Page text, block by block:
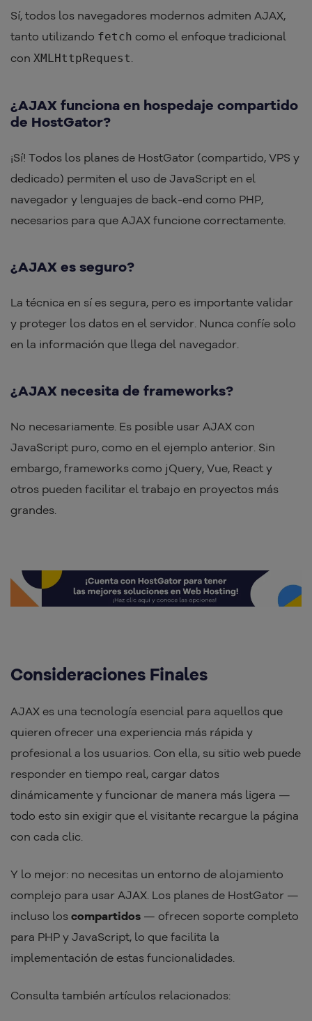
Sí, todos los navegadores modernos admiten AJAX,
tanto utilizando fetch como el enfoque tradicional
con XMLHttpRequest
¿AJAX funciona en hospedaje compartido
de HostGator?
¡Sí! Todos los planes de HostGator (compartido, VPS y
dedicado) permiten el uso de JavaScript en el
navegador y lenguajes de back-end como PHP,
necesarios para que AJAX funcione correctamente.
¿AJAX es seguro?
La técnica en sí es segura, pero es importante validar
y proteger los datos en el servidor. Nunca confíe solo
en la información que llega del navegador.
¿AJAX necesita de frameworks?
No necesariamente. Es posible usar AJAX con
JavaScript puro, como en el ejemplo anterior. Sin
embargo, frameworks como jQuery, Vue, React y
otros pueden facilitar el trabajo en proyectos más
grandes.
Consideraciones Finales
AJAX es una tecnología esencial para aquellos que
quieren ofrecer una experiencia más rápida y
profesional a los usuarios. Con ella, su sitio web puede
responder en tiempo real, cargar datos
dinámicamente y funcionar de manera más ligera —
todo esto sin exigir que el visitante recargue la página
con cada clic.
Y lo mejor: no necesitas un entorno de alojamiento
complejo para usar AJAX. Los planes de HostGator —
incluso los compartidos — ofrecen soporte completo
para PHP y JavaScript, lo que facilita la
implementación de estas funcionalidades.
Consulta también artículos relacionados: